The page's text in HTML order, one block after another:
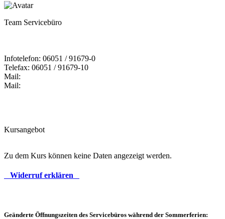
Team Servicebüro
Infotelefon: 06051 / 91679-0
Telefax: 06051 / 91679-10
Mail:
Mail:
Kursangebot
Zu dem Kurs können keine Daten angezeigt werden.
Widerruf erklären
Geänderte Öffnungszeiten des Servicebüros während der Sommerferien: